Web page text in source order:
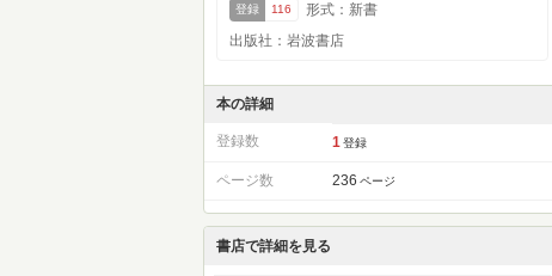
登録 116
形式：新書
出版社：岩波書店
本の詳細
登録数 1 登録
ページ数 236 ページ
書店で詳細を見る